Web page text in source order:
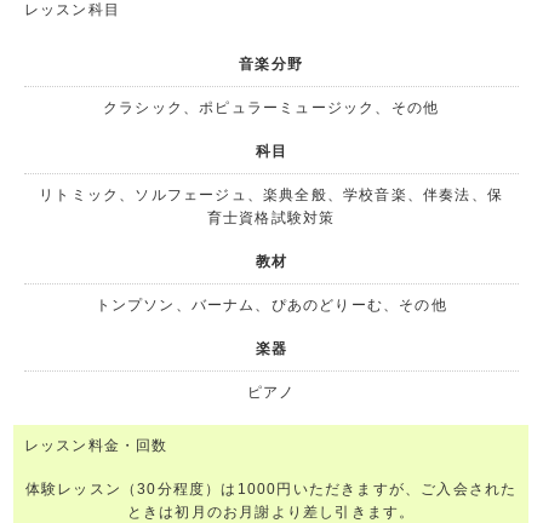
レッスン科目
音楽分野
クラシック、ポピュラーミュージック、その他
科目
リトミック、ソルフェージュ、楽典全般、学校音楽、伴奏法、保
育士資格試験対策
教材
トンプソン、バーナム、ぴあのどりーむ、その他
楽器
ピアノ
レッスン料金・回数
体験レッスン（30分程度）は1000円いただきますが、ご入会された
ときは初月のお月謝より差し引きます。